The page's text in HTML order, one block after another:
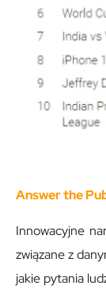
Answer the
Innowacyjne
związane z
jakie pytania